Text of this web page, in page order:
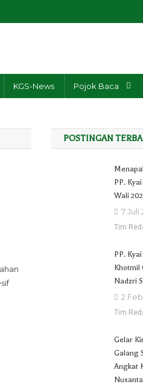
KGS-News Pojok Baca
POSTINGAN
PP.
Wali
7 Juli
Tim
PP.
Khotmil
Nadzri
2
Tim
Gelar
Galang
Angkat